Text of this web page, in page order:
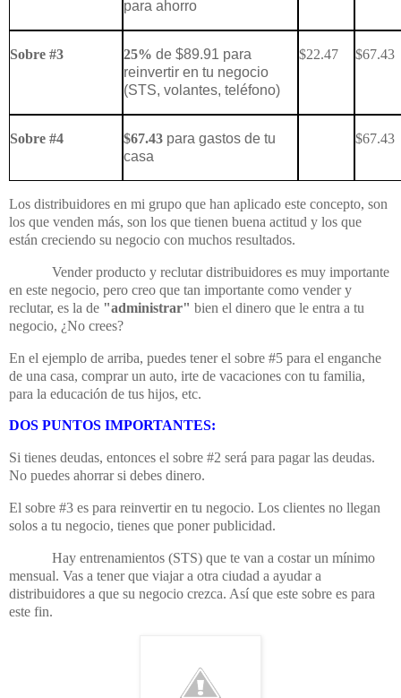
para ahorro
Sobre #3 25% de $89.91 para
reinvertir en tu negocio
(STS, volantes, teléfono)
$22.47 $67.43
Sobre #4 $67.43 para gastos de tu
casa
$67.43
Los distribuidores en mi grupo que han aplicado este concepto, son
los que venden más, son los que tienen buena actitud y los que
están creciendo su negocio con muchos resultados.
Vender producto y reclutar distribuidores es muy importante
en este negocio, pero creo que tan importante como vender y
reclutar, es la de "administrar" bien el dinero que le entra a tu
negocio, ¿No crees?
En el ejemplo de arriba, puedes tener el sobre #5 para el enganche
de una casa, comprar un auto, irte de vacaciones con tu familia,
para la educación de tus hijos, etc.
DOS PUNTOS IMPORTANTES:
Si tienes deudas, entonces el sobre #2 será para pagar las deudas.
No puedes ahorrar si debes dinero.
El sobre #3 es para reinvertir en tu negocio. Los clientes no llegan
solos a tu negocio, tienes que poner publicidad.
Hay entrenamientos (STS) que te van a costar un mínimo
mensual. Vas a tener que viajar a otra ciudad a ayudar a
distribuidores a que su negocio crezca. Así que este sobre es para
este fin.